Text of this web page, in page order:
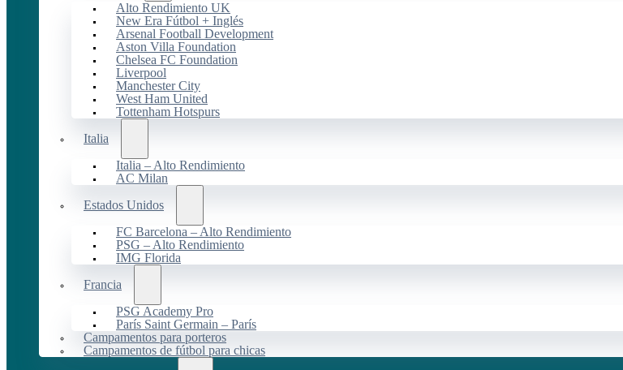
Alto Rendimiento UK
New Era Fútbol + Inglés
Arsenal Football Development
Aston Villa Foundation
Chelsea FC Foundation
Liverpool
Manchester City
West Ham United
Tottenham Hotspurs
Italia
Italia – Alto Rendimiento
AC Milan
Estados Unidos
FC Barcelona – Alto Rendimiento
PSG – Alto Rendimiento
IMG Florida
Francia
PSG Academy Pro
París Saint Germain – París
Campamentos para porteros
Campamentos de fútbol para chicas